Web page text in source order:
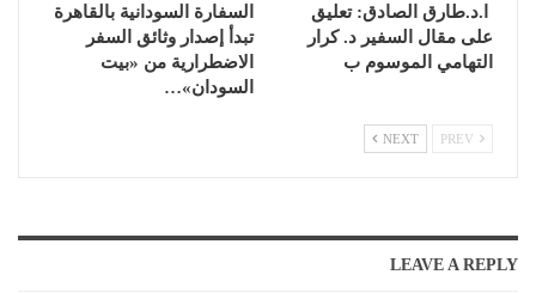
ا.د.طارق الصادق: تعليق
على مقال السفير د. كرار
التهامي الموسوم ب
السفارة السودانية بالقاهرة
تبدأ إصدار وثائق السفر
الاضطرارية من «بيت
السودان»…
NEXT
LEAVE A REPLY